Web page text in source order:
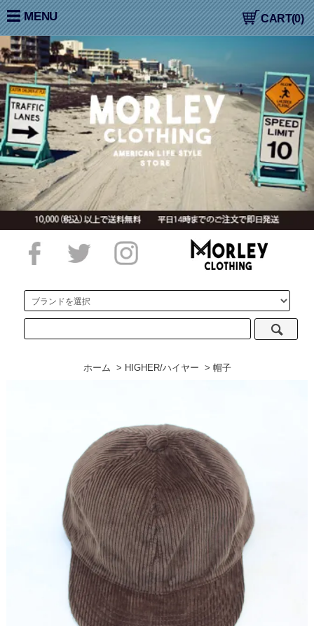
大阪高槻,国産ジーンズ,アメカジ,通販,販売, COLIMBO,コリン
ボ,WORKERS,ワーカーズ,LOOP&WEFT,ループ＆ウェフト CART(0)
MENU
ホーム > HIGHER/ハイヤー > 帽子